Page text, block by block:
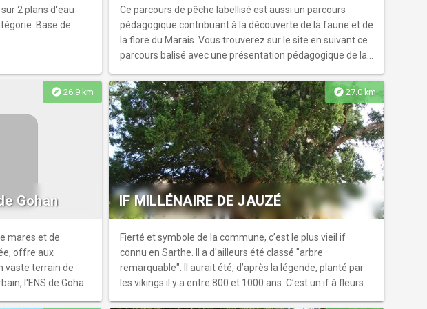
LUNDIS ET JEUDIS DE FIN SEPTEMBRE A FIN FEVRIER) et
de traverser les chantiers en activités. Visites guidées de
groupe sur demande. Cartes de la forêt et des sentiers
disponibles à Carnuta et dans les lieux d'accueil de l'office
2 plans d'eau
Base de
Ce parcours de pêche labellisé est aussi un parcours
pédagogique contribuant à la découverte de la faune et de
la flore du Marais. Vous trouverez sur le site en suivant ce
parcours balisé avec une présentation pédagogique de la
panneaux sur les poissons, 1 panneau sur le
fonctionnement des frayères. Vous aurez aussi à votre
disposition, un ponton pour pêcheur handicapés, un abri
sanitaire. Document pédagogique en mairie de Loué.
Carte de pêche en vente sur internet ou au Super U de
Mareil-en-champagne et la jardinerie.
explore 26.9 km
Gohan
mares et de
offre aux
vaste terrain de
l'ENS de Gohan
explore 27.0 km
IF MILLÉNAIRE DE JAUZÉ
Fierté et symbole de la commune, c’est le plus vieil if
connu en Sarthe. Il a d'ailleurs été classé "arbre
remarquable". Il aurait été, d’après la légende, planté par
les vikings il y a entre 800 et 1000 ans. C’est un if à fleurs